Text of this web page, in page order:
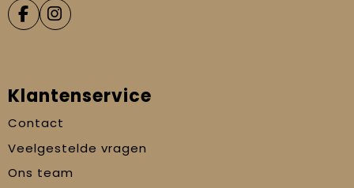
Klantenservice
Contact
Veelgestelde vragen
Ons team